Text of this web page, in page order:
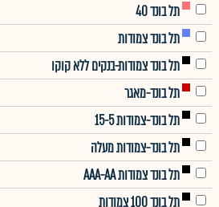
תל בונד 40
תל בונד צמודות
תל בונד צמודות-בנקים ללא קוקו
תל בונד-מאגר
תל בונד-צמודות 15-5
תל בונד-צמודות מעלה
תל בונד צמודות AAA-AA
תל בונד 100 צמודות